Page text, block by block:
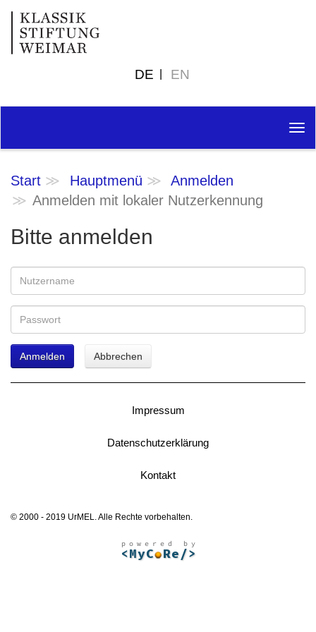
DE EN
Start Hauptmenü
Anmelden
Anmelden mit lokaler Nutzerkennung
Bitte anmelden
Anmelden Abbrechen
Impressum
Datenschutzerklärung
Kontakt
© 2000 - 2019 UrMEL. Alle Rechte vorbehalten.